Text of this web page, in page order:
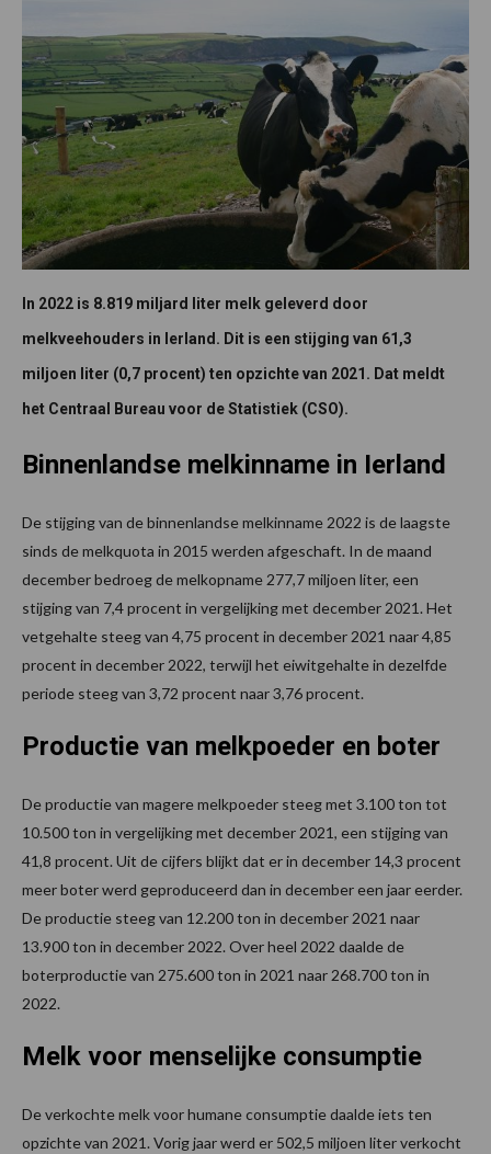
In 2022 is 8.819 miljard liter melk geleverd door
melkveehouders in Ierland. Dit is een stijging van 61,3
miljoen liter (0,7 procent) ten opzichte van 2021. Dat meldt
het Centraal Bureau voor de Statistiek (CSO).
Binnenlandse melkinname in Ierland
De stijging van de binnenlandse melkinname 2022 is de laagste
sinds de melkquota in 2015 werden afgeschaft. In de maand
december bedroeg de melkopname 277,7 miljoen liter, een
stijging van 7,4 procent in vergelijking met december 2021. Het
vetgehalte steeg van 4,75 procent in december 2021 naar 4,85
procent in december 2022, terwijl het eiwitgehalte in dezelfde
periode steeg van 3,72 procent naar 3,76 procent.
Productie van melkpoeder en boter
De productie van magere melkpoeder steeg met 3.100 ton tot
10.500 ton in vergelijking met december 2021, een stijging van
41,8 procent. Uit de cijfers blijkt dat er in december 14,3 procent
meer boter werd geproduceerd dan in december een jaar eerder.
De productie steeg van 12.200 ton in december 2021 naar
13.900 ton in december 2022. Over heel 2022 daalde de
boterproductie van 275.600 ton in 2021 naar 268.700 ton in
2022.
Melk voor menselijke consumptie
De verkochte melk voor humane consumptie daalde iets ten
opzichte van 2021. Vorig jaar werd er 502,5 miljoen liter verkocht